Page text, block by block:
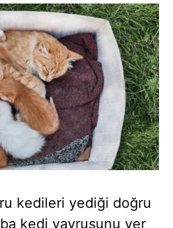
kedileri yediği doğru
kedi yavrusunu yer